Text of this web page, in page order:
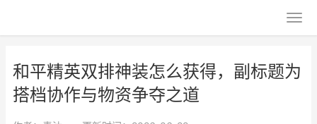
和平精英双排神装怎么获得，副标题为
搭档协作与物资争夺之道